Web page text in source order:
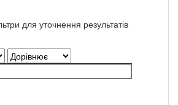
для уточнення результатів